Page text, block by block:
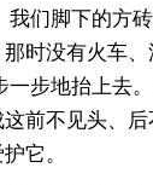
们脚下的方砖
时没有火车
一步地抬上去
前不见头、后
它。